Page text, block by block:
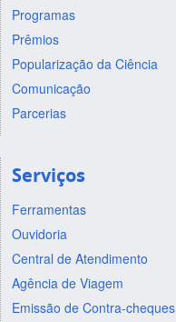
Programas
Prêmios
Popularização da Ciência
Comunicação
Parcerias
Serviços
Ferramentas
Ouvidoria
Central de Atendimento
Agência de Viagem
Emissão de Contra-cheques